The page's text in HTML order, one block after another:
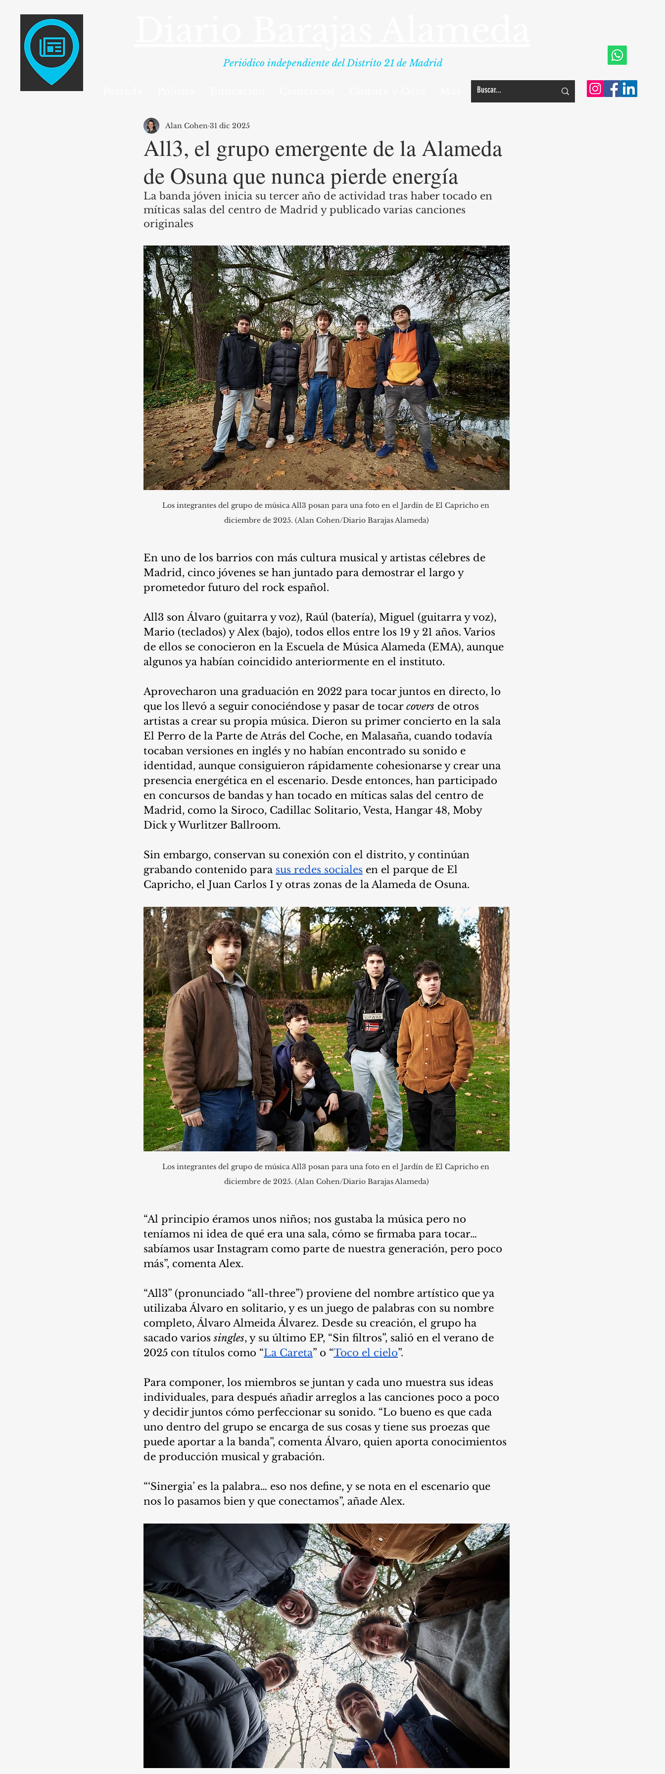
Periódico independiente del Distrito 21 de Madrid
All3, el grupo emergente de la Alameda
de Osuna que nunca pierde energía
Alan Cohen 31 dic 2025
La banda jóven inicia su tercer año de actividad tras haber tocado en
míticas salas del centro de Madrid y publicado varias canciones
originales
Los integrantes del grupo de música All3 posan para una foto en el Jardín de El Capricho en
diciembre de 2025. (Alan Cohen/Diario Barajas Alameda)
En uno de los barrios con más cultura musical y artistas célebres de
Madrid, cinco jóvenes se han juntado para demostrar el largo y
prometedor futuro del rock español.
All3 son Álvaro (guitarra y voz), Raúl (batería), Miguel (guitarra y voz),
Mario (teclados) y Alex (bajo), todos ellos entre los 19 y 21 años. Varios
de ellos se conocieron en la Escuela de Música Alameda (EMA), aunque
algunos ya habían coincidido anteriormente en el instituto.
Aprovecharon una graduación en 2022 para tocar juntos en directo, lo
que los llevó a seguir conociéndose y pasar de tocar covers de otros
artistas a crear su propia música. Dieron su primer concierto en la sala
El Perro de la Parte de Atrás del Coche, en Malasaña, cuando todavía
tocaban versiones en inglés y no habían encontrado su sonido e
identidad, aunque consiguieron rápidamente cohesionarse y crear una
presencia energética en el escenario. Desde entonces, han participado
en concursos de bandas y han tocado en míticas salas del centro de
Madrid, como la Siroco, Cadillac Solitario, Vesta, Hangar 48, Moby
Dick y Wurlitzer Ballroom.
Sin embargo, conservan su conexión con el distrito, y continúan
grabando contenido para sus redes sociales en el parque de El
Capricho, el Juan Carlos I y otras zonas de la Alameda de Osuna.
Los integrantes del grupo de música All3 posan para una foto en el Jardín de El Capricho en
diciembre de 2025. (Alan Cohen/Diario Barajas Alameda)
“Al principio éramos unos niños; nos gustaba la música pero no
teníamos ni idea de qué era una sala, cómo se firmaba para tocar…
sabíamos usar Instagram como parte de nuestra generación, pero poco
más”, comenta Alex.
“All3” (pronunciado “all-three”) proviene del nombre artístico que ya
utilizaba Álvaro en solitario, y es un juego de palabras con su nombre
completo, Álvaro Almeida Álvarez. Desde su creación, el grupo ha
sacado varios singles, y su último EP, “Sin filtros”, salió en el verano de
2025 con títulos como “La Careta” o “Toco el cielo”.
Para componer, los miembros se juntan y cada uno muestra sus ideas
individuales, para después añadir arreglos a las canciones poco a poco
y decidir juntos cómo perfeccionar su sonido. “Lo bueno es que cada
uno dentro del grupo se encarga de sus cosas y tiene sus proezas que
puede aportar a la banda”, comenta Álvaro, quien aporta conocimientos
de producción musical y grabación.
“‘Sinergia’ es la palabra… eso nos define, y se nota en el escenario que
nos lo pasamos bien y que conectamos”, añade Alex.